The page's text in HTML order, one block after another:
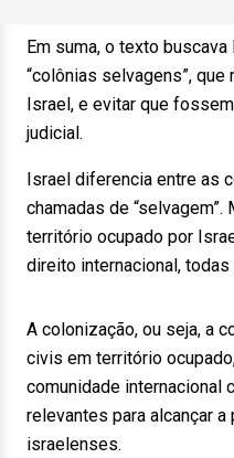
Em suma, o texto
“colônias selvagens”,
Israel, e evitar que
judicial.
Israel diferencia entre as
chamadas de “selvagem”.
território ocupado por
direito internacional,
A colonização, ou seja, a
civis em território
comunidade internacional
relevantes para alcançar
israelenses.